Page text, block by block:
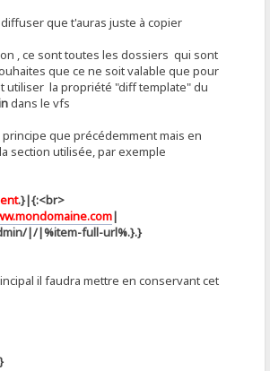
que t'auras juste à copier
, ce sont toutes les dossiers qui sont
que ce ne soit valable que pour
utiliser la propriété "diff template" du
dans le vfs
que précédemment mais en
section utilisée, par exemple
.}|{:<br>
|
|/|%item-full-url%.}.}
il faudra mettre en conservant cet